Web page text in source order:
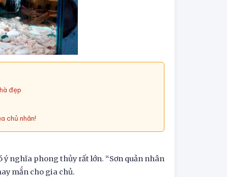
đẹp
chủ nhân!
ý nghĩa phong thủy rất lớn. “Sơn quản nhân
mắn cho gia chủ.